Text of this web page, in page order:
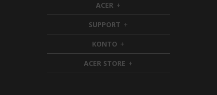
ACER h
i
d
d
e
n
SUPPORT h
i
d
d
e
n
KONTO h
i
d
d
ACER STORE h
i